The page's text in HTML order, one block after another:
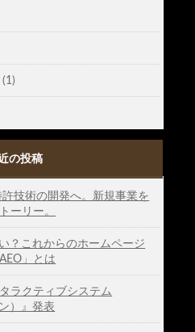
(1)
の投稿
技術の開発へ。新規事業を
ーリー。
？これからのホームページ
」とは
ラクティブシステム
）』発表